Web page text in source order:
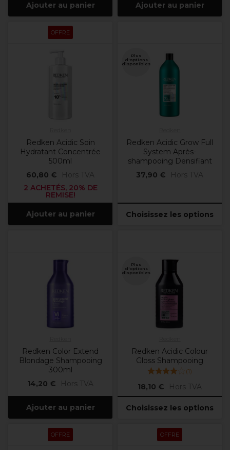
Ajouter au panier Ajouter au panier
OFFRE
Redken Acidic Soin
Hydratant Concentrée
500ml
60,80 €
Hors TVA
2 ACHETÉS, 20% DE
REMISE!
Ajouter au panier
Plus
d'options
disponibles
Redken Acidic Grow Full
System Après-
shampooing Densifiant
37,90 €
Hors TVA
Choisissez les options
Redken Color Extend
Blondage Shampooing
300ml
14,20 €
Hors TVA
Ajouter au panier
Plus
d'options
disponibles
Redken Acidic Colour
Gloss Shampooing
(1)
18,10 € Hors TVA
Choisissez les options
OFFRE OFFRE